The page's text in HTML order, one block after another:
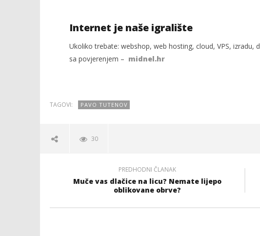
Internet je naše igralište
Ukoliko trebate: webshop, web hosting, cloud, VPS,
sa povjerenjem – midnel.hr
TAGOVI: PAVO TUTENOV
30
PREDHODNI ČLANAK
Muče vas dlačice na licu? Nemate lijepo
oblikovane obrve?